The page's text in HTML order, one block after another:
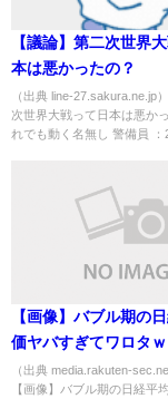
【議論】第二次世界
本は悪かったの？
（出典 line-27.sakura.ne.jp
次世界大戦って日本は悪か
れでも動く名無し 警備員 ：
【画像】バブル期の
価ヤバすぎてワロタ
（出典 media.rakuten-
【画像】バブル期の日経平